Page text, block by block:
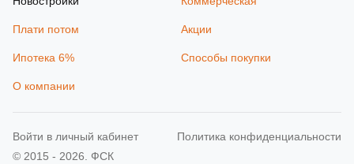
Плати потом Акции
Ипотека 6% Способы покупки
О компании
© 2015 - 2026. ФСК
Политика конфиденциальности
Войти в личный кабинет